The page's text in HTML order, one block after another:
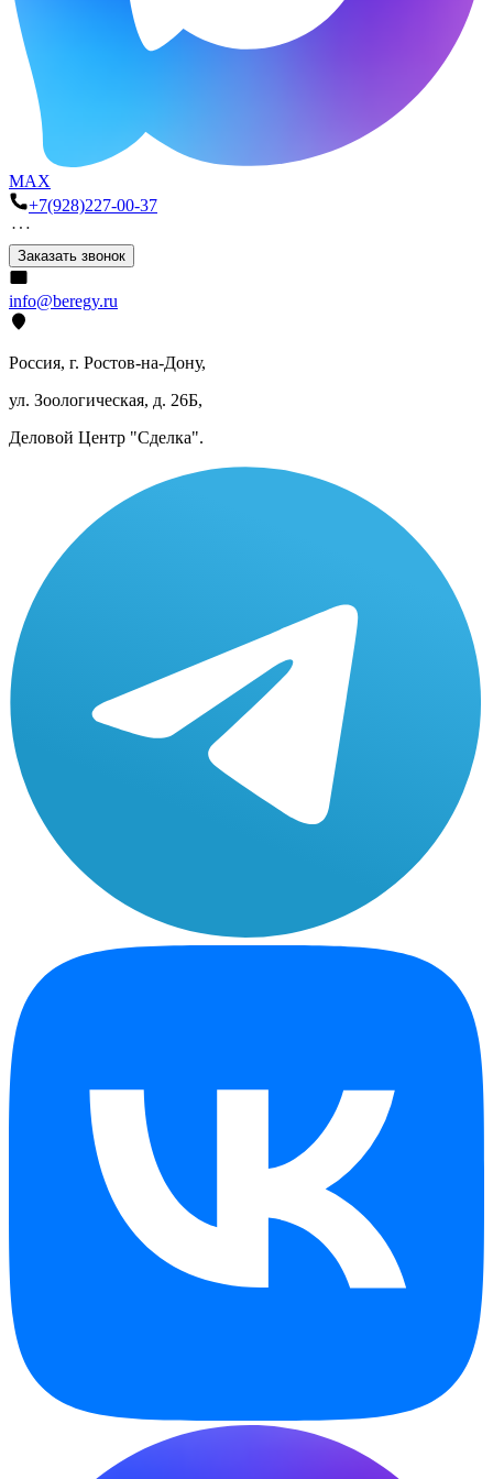
MAX
+7(928)227-00-37
Заказать звонок
info@beregy.ru
Россия, г. Ростов-на-Дону,
ул. Зоологическая, д. 26Б,
Деловой Центр "Сделка".